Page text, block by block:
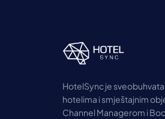
HotelSync je
hotelima i smještajnim
Channel Managerom i